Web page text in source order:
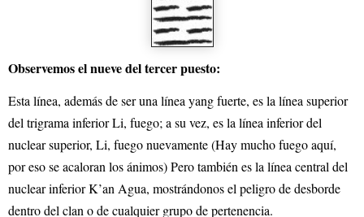
Observemos el nueve del tercer puesto:
Esta línea, además de ser una línea yang fuerte, es la línea superior
del trigrama inferior Li, fuego; a su vez, es la línea inferior del
nuclear superior, Li, fuego nuevamente (Hay mucho fuego aquí,
por eso se acaloran los ánimos) Pero también es la línea central del
nuclear inferior K’an Agua, mostrándonos el peligro de desborde
dentro del clan o de cualquier grupo de pertenencia.